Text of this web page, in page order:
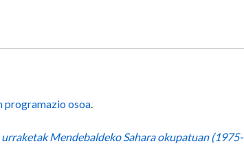
programazio osoa
Mendebaldeko Sahara okupatuan (1975-